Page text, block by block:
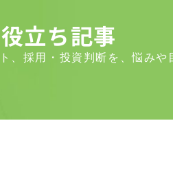
立ち記事
、採用・投資判断を、悩みや